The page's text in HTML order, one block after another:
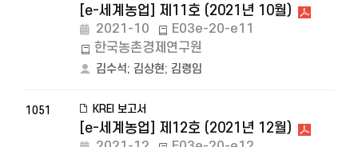
[e-세계농업] 제11호 (2021년 10월)
2021-10
E03e-20-e11
한국농촌경제연구원
김수석; 김상현; 김령임
1051 KREI 보고서
[e-세계농업] 제12호 (2021년 12월)